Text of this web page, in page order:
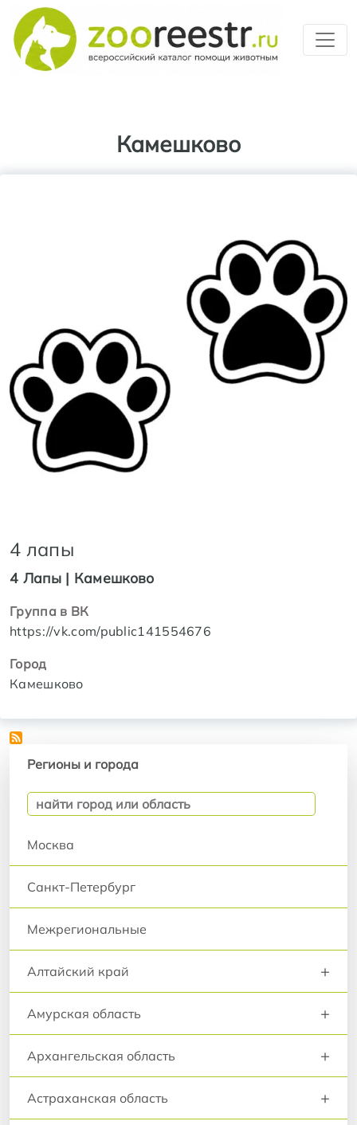
Камешково
4 лапы
4 Лапы | Камешково
Группа в ВК
https://vk.com/public141554676
Город
Камешково
Регионы и города
Москва
Санкт-Петербург
Межрегиональные
Алтайский край +
Амурская область +
Архангельская область +
Астраханская область +